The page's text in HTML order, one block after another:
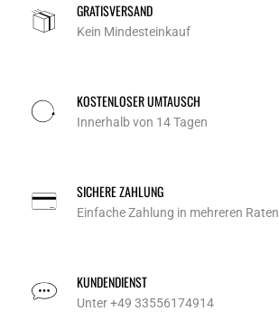
GRATISVERSAND
Kein Mindesteinkauf
KOSTENLOSER UMTAUSCH
Innerhalb von 14 Tagen
SICHERE ZAHLUNG
Einfache Zahlung in mehreren Raten
KUNDENDIENST
Unter +49 33556174914